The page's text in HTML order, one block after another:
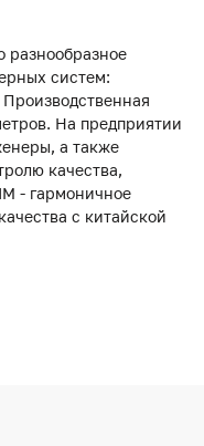
разнообразное
систем:
На предприятии
а также
качества,
- гармоничное
с китайской